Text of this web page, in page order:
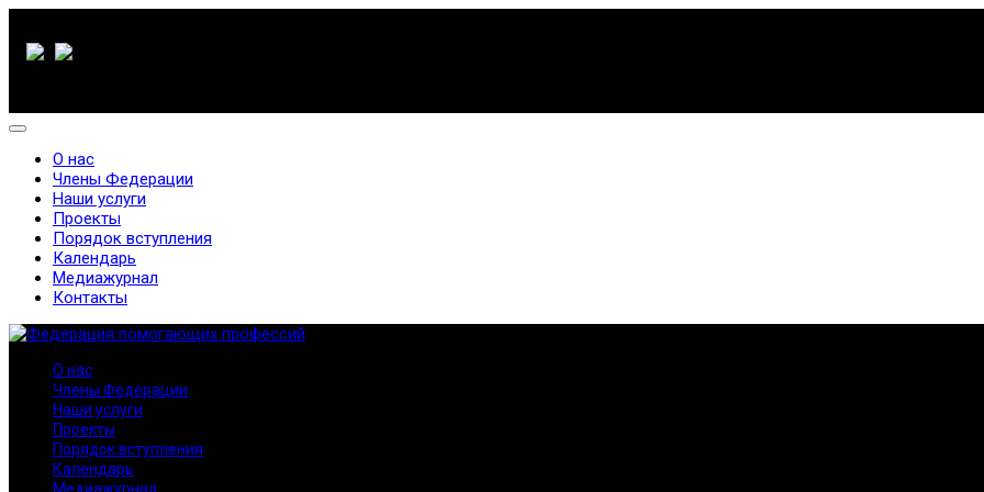
О нас
Члены Федерации
Наши услуги
Проекты
Порядок вступления
Календарь
Медиажурнал
Контакты
О нас
Члены Федерации
Наши услуги
Проекты
Порядок вступления
Календарь